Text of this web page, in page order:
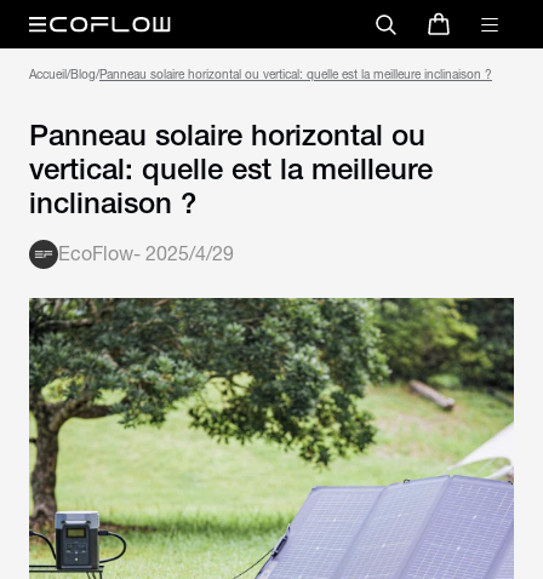
Accueil/Blog/Panneau solaire horizontal ou vertical: quelle est la meilleure inclinaison ?
Panneau solaire horizontal ou
vertical: quelle est la meilleure
inclinaison ?
EcoFlow- 2025/4/29